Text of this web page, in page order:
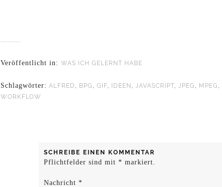
Veröffentlicht in:WAS ICH GELERNT HABE
Schlagwörter: ALFRED , BPG ,GIF, IDEEN ,JAVASCRIPT,JPEG , MPEG ,
WORKFLOW
SCHREIBE EINEN KOMMENTAR
Pflichtfelder sind mit* markiert.
Nachricht*